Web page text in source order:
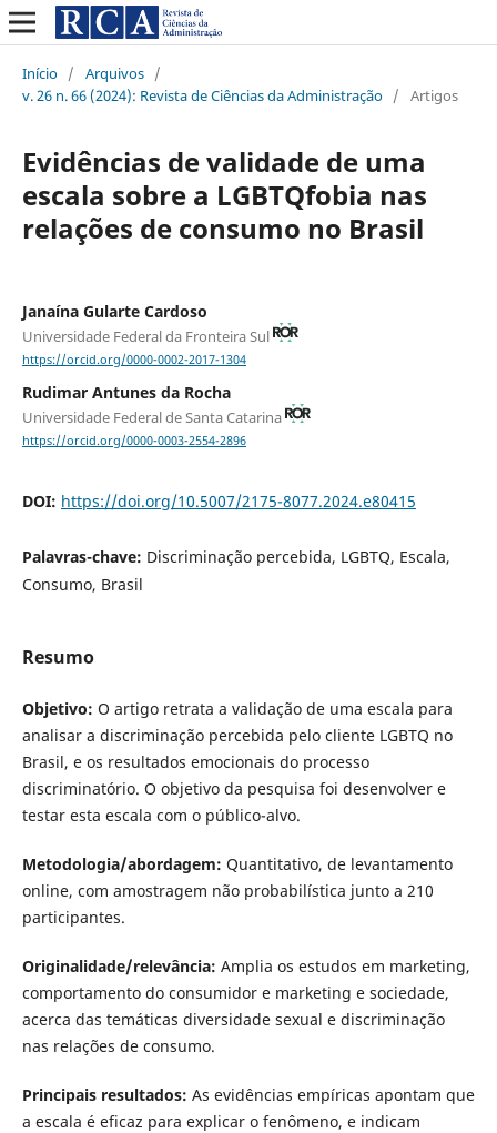
Início / Arquivos /
v. 26 n. 66 (2024): Revista de Ciências da Administração / Artigos
Evidências de validade de uma
escala sobre a LGBTQfobia nas
relações de consumo no Brasil
Janaína Gularte Cardoso
Universidade Federal da Fronteira Sul
https://orcid.org/0000-0002-2017-1304
Rudimar Antunes da Rocha
Universidade Federal de Santa Catarina
https://orcid.org/0000-0003-2554-2896
DOI: https://doi.org/10.5007/2175-8077.2024.e80415
Palavras-chave: Discriminação percebida, LGBTQ, Escala,
Consumo, Brasil
Resumo
Objetivo: O artigo retrata a validação de uma escala para
analisar a discriminação percebida pelo cliente LGBTQ no
Brasil, e os resultados emocionais do processo
discriminatório. O objetivo da pesquisa foi desenvolver e
testar esta escala com o público-alvo.
Metodologia/abordagem: Quantitativo, de levantamento
online, com amostragem não probabilística junto a 210
participantes.
Originalidade/relevância: Amplia os estudos em marketing,
comportamento do consumidor e marketing e sociedade,
acerca das temáticas diversidade sexual e discriminação
nas relações de consumo.
Principais resultados: As evidências empíricas apontam que
a escala é eficaz para explicar o fenômeno, e indicam